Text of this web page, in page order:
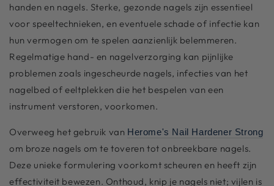
handen en nagels. Sterke, gezonde nagels zijn essentieel
voor speeltechnieken, en eventuele schade of infectie kan
hun vermogen om te spelen aanzienlijk belemmeren.
Regelmatige hand- en nagelverzorging kan pijnlijke
problemen zoals ingescheurde nagels, infecties van het
nagelbed of eeltplekken die het bespelen van een
instrument verstoren, voorkomen.
Overweeg het gebruik van Herome's Nail Hardener Strong
om broze nagels om te toveren tot onbreekbare nagels.
Deze unieke formulering voorkomt scheuren en heeft zijn
effectiviteit bewezen. Onthoud, knip je nagels niet; vijlen is